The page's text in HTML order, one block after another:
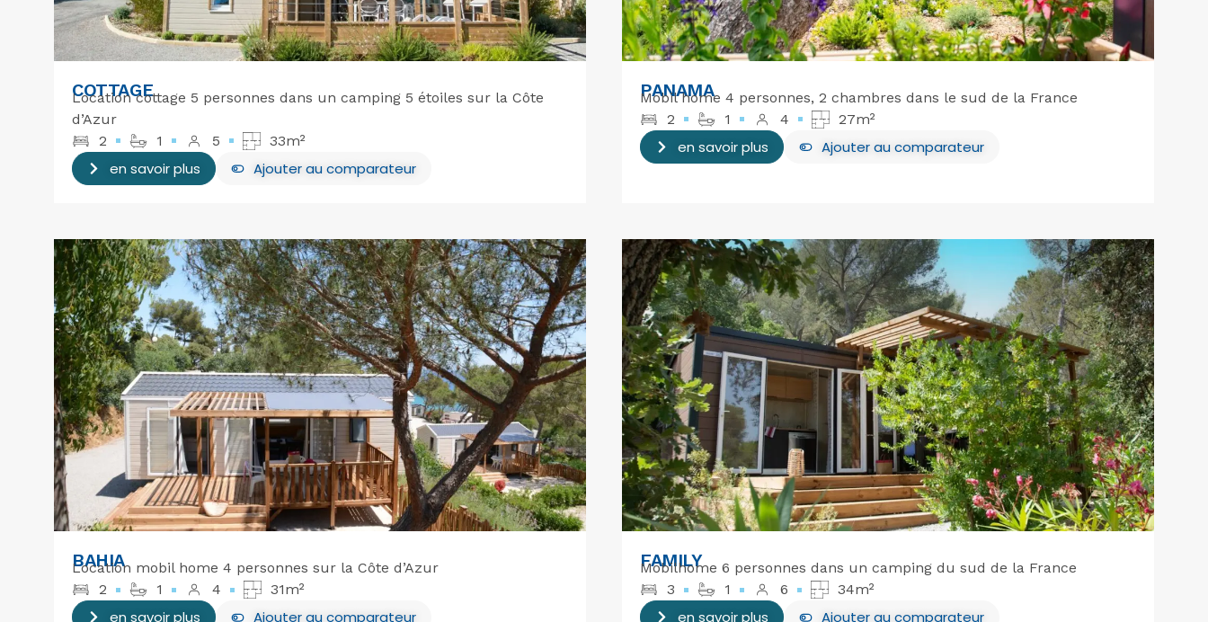
COTTAGE
Location cottage 5 personnes dans un camping 5 étoiles sur la Côte
d’Azur
2
1 5 33m²
en savoir plus Ajouterau comparateur
PANAMA
Mobil home 4 personnes, 2 chambres dans le sud de la France
2
1 4 27m²
en savoir plus Ajouterau comparateur
BAHIA
Location mobil home 4 personnes sur la Côte d’Azur
2
1 4 31m²
en savoir plus Ajouterau comparateur
FAMILY
Mobilhome 6 personnes dans un camping du sud de la France
3
1 6 34m²
en savoir plus Ajouterau comparateur